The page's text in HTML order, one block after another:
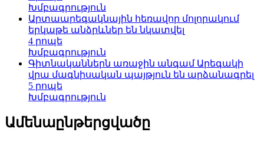
Խմբագրություն
Արտաարեգակնային հեռավոր մոլորակում
երկաթե անձրևներ են նկատվել
4 րոպե
Խմբագրություն
Գիտնականներն առաջին անգամ Արեգակի
վրա մագնիսական պայթյուն են արձանագրել
5 րոպե
Խմբագրություն
Ամենաընթերցվածը